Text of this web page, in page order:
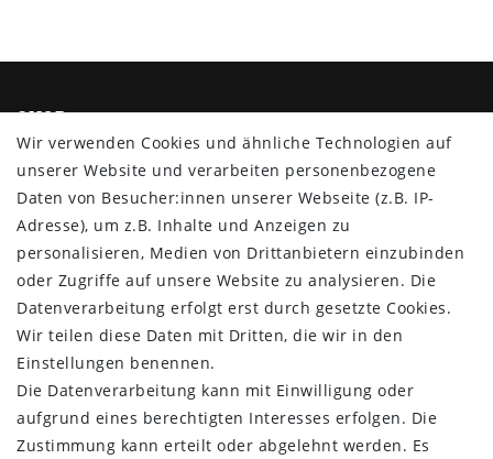
SHOP
Impressum
Daten­schutz­erklärung
AGB
Barrierefreiheitserklärung
Widerrufs­recht
Vertrag widerrufen
Über uns
Retoure
Versand- und Zahlungsbedingungen
Wir verwenden Cookies und ähnliche Technologien auf
unserer Website und verarbeiten personenbezogene
Daten von Besucher:innen unserer Webseite (z.B. IP-
Adresse), um z.B. Inhalte und Anzeigen zu
personalisieren, Medien von Drittanbietern einzubinden
oder Zugriffe auf unsere Website zu analysieren. Die
Datenverarbeitung erfolgt erst durch gesetzte Cookies.
Wir teilen diese Daten mit Dritten, die wir in den
Einstellungen benennen.
Die Datenverarbeitung kann mit Einwilligung oder
aufgrund eines berechtigten Interesses erfolgen. Die
Zustimmung kann erteilt oder abgelehnt werden. Es